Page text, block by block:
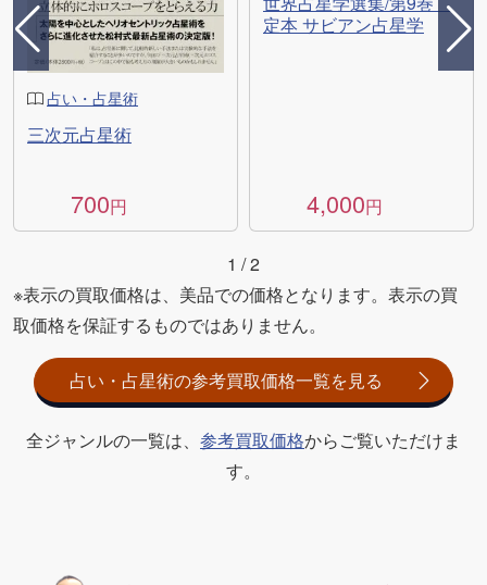
占い・占星術
三次元占星術
700円
定本 サビアン占星学
4,000円
1 /2
※表示の買取価格は、美品での価格となります。表示の買
取価格を保証するものではありません。
占い・占星術の参考買取価格一覧を見る
全ジャンルの一覧は、 参考買取価格からご覧いただけま
す。